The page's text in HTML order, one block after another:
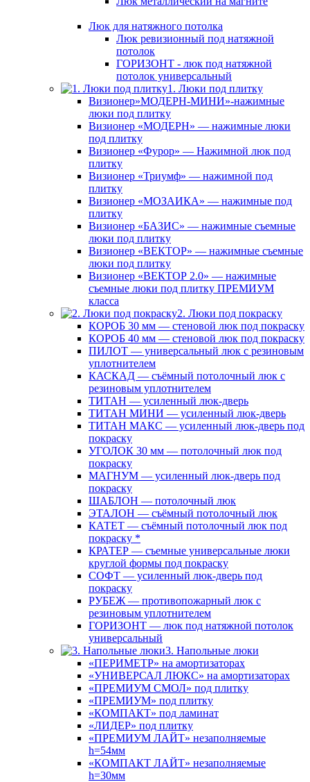
Люк для натяжного потолка
Люк ревизионный под натяжной
потолок
ГОРИЗОНТ - люк под натяжной
потолок универсальный
1. Люки под плитку
Визионер»МОДЕРН-МИНИ»-нажимные
люки под плитку
Визионер «МОДЕРН» — нажимные люки
под плитку
Визионер «Фурор» — Нажимной люк под
плитку
Визионер «Триумф» — нажимной под
плитку
Визионер «МОЗАИКА» — нажимные под
плитку
Визионер «БАЗИС» — нажимные съемные
люки под плитку
Визионер «ВЕКТОР» — нажимные съемные
люки под плитку
Визионер «ВЕКТОР 2.0» — нажимные
съемные люки под плитку ПРЕМИУМ
класса
2. Люки под покраску
КОРОБ 30 мм — стеновой люк под покраску
КОРОБ 40 мм — стеновой люк под покраску
ПИЛОТ — универсальный люк с резиновым
уплотнителем
КАСКАД — съёмный потолочный люк с
резиновым уплотнителем
ТИТАН — усиленный люк-дверь
ТИТАН МИНИ — усиленный люк-дверь
ТИТАН МАКС — усиленный люк-дверь под
покраску
УГОЛОК 30 мм — потолочный люк под
покраску
МАГНУМ — усиленный люк-дверь под
покраску
ШАБЛОН — потолочный люк
ЭТАЛОН — съёмный потолочный люк
КАТЕТ — съёмный потолочный люк под
покраску *
КРАТЕР — съемные универсальные люки
круглой формы под покраску
СОФТ — усиленный люк-дверь под
покраску
РУБЕЖ — противопожарный люк с
резиновым уплотнителем
ГОРИЗОНТ — люк под натяжной потолок
универсальный
3. Напольные люки
«ПЕРИМЕТР» на амортизаторах
«УНИВЕРСАЛ ЛЮКС» на амортизаторах
«ПРЕМИУМ СМОЛ» под плитку
«ПРЕМИУМ» под плитку
«КОМПАКТ» под ламинат
«ЛИДЕР» под плитку
«ПРЕМИУМ ЛАЙТ» незаполняемые
h=54мм
«КОМПАКТ ЛАЙТ» незаполняемые
h=30мм